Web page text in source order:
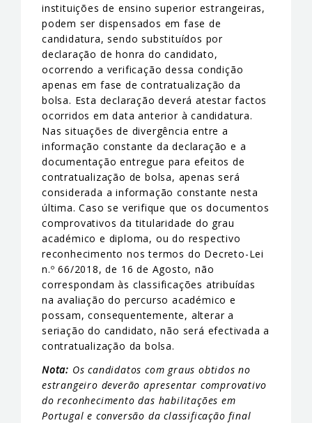
instituições de ensino superior estrangeiras,
podem ser dispensados em fase de
candidatura, sendo substituídos por
declaração de honra do candidato,
ocorrendo a verificação dessa condição
apenas em fase de contratualização da
bolsa. Esta declaração deverá atestar factos
ocorridos em data anterior à candidatura.
Nas situações de divergência entre a
informação constante da declaração e a
documentação entregue para efeitos de
contratualização de bolsa, apenas será
considerada a informação constante nesta
última. Caso se verifique que os documentos
comprovativos da titularidade do grau
académico e diploma, ou do respectivo
reconhecimento nos termos do Decreto-Lei
n.º 66/2018, de 16 de Agosto, não
correspondam às classificações atribuídas
na avaliação do percurso académico e
possam, consequentemente, alterar a
seriação do candidato, não será efectivada a
contratualização da bolsa.
Nota: Os candidatos com graus obtidos no
estrangeiro deverão apresentar comprovativo
do reconhecimento das habilitações em
Portugal e conversão da classificação final